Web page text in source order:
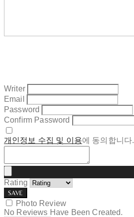
Writer
Email
Password
Confirm Password
개인정보 수집 및 이용에 동의합니다.
Rating
SAVE
Photo Review
No Reviews Have Been Created.